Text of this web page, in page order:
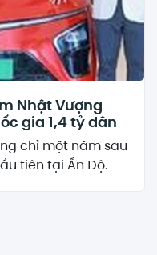
Nhật Vượng
gia 1,4 tỷ dân
chỉ một năm sau
tiên tại Ấn Độ.